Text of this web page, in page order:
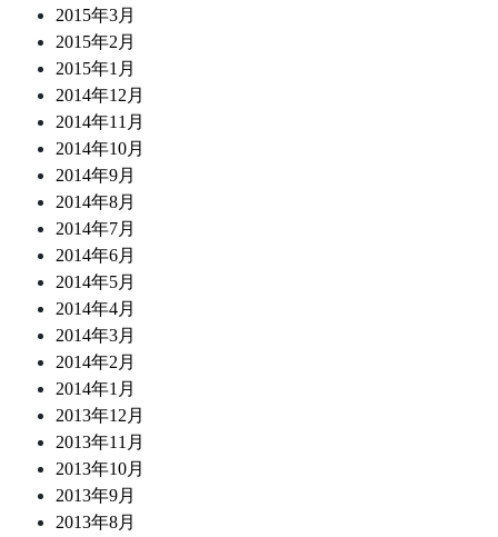
2015年3月
2015年2月
2015年1月
2014年12月
2014年11月
2014年10月
2014年9月
2014年8月
2014年7月
2014年6月
2014年5月
2014年4月
2014年3月
2014年2月
2014年1月
2013年12月
2013年11月
2013年10月
2013年9月
2013年8月